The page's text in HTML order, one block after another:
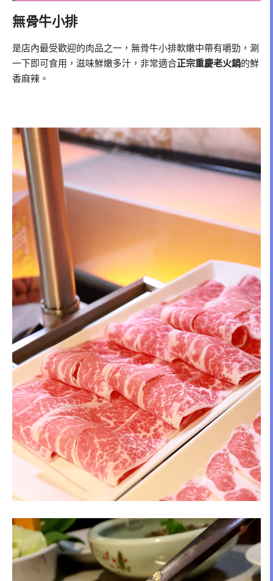
無骨牛小排
是店內最受歡迎的肉品之一，無骨牛小排軟嫩中帶有嚼勁，涮
一下即可食用，滋味鮮嫩多汁，非常適合正宗重慶老火鍋的鮮
香麻辣。